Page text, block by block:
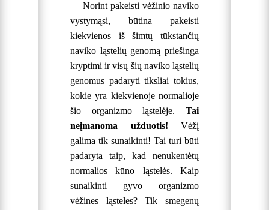
Norint pakeisti vėžinio naviko
vystymąsi, būtina pakeisti
kiekvienos iš šimtų tūkstančių
naviko ląstelių genomą priešinga
kryptimi ir visų šių naviko ląstelių
genomus padaryti tiksliai tokius,
kokie yra kiekvienoje normalioje
šio organizmo ląstelėje. Tai
neįmanoma užduotis! Vėžį
galima tik sunaikinti! Tai turi būti
padaryta taip, kad nenukentėtų
normalios kūno ląstelės. Kaip
sunaikinti gyvo organizmo
vėžines ląsteles? Tik smegenų